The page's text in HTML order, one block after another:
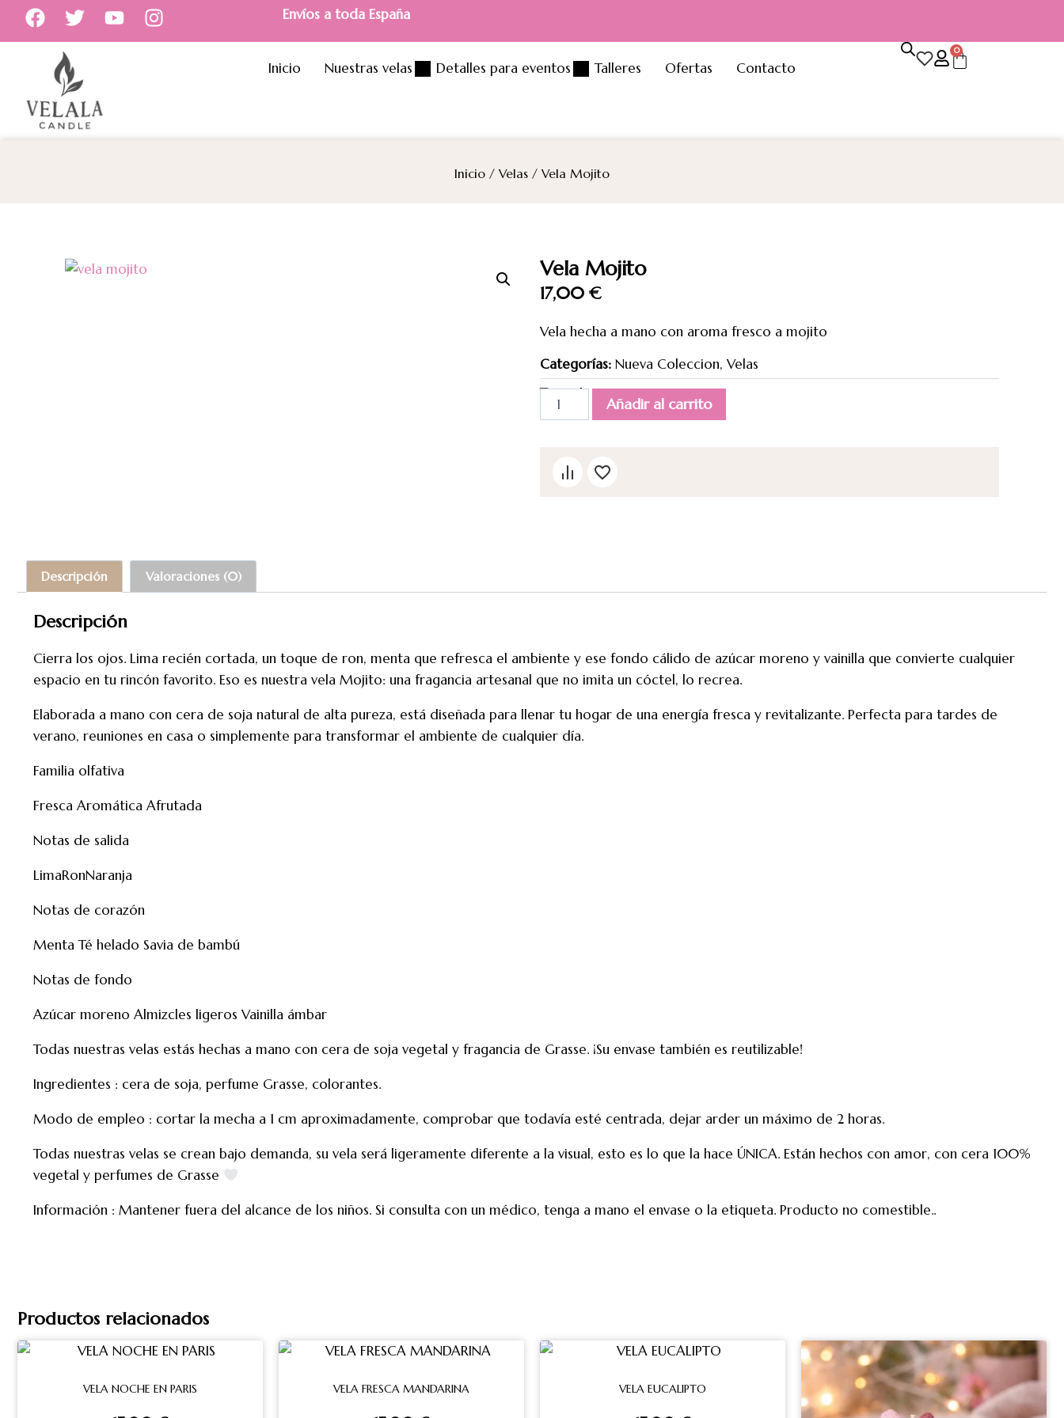
Envíos a toda España
Inicio Nuestras velas Detalles para eventos Talleres Ofertas Contacto
0
Inicio / Velas / Vela Mojito
Vela Mojito
17,00 €
Vela hecha a mano con aroma fresco a mojito
Categorías: Nueva Coleccion, Velas
Tag vela mojito
Añadir al carrito
Descripción Valoraciones (0)
Descripción
Cierra los ojos. Lima recién cortada, un toque de ron, menta que refresca el ambiente y ese fondo cálido de azúcar moreno y vainilla que convierte cualquier
espacio en tu rincón favorito. Eso es nuestra vela Mojito: una fragancia artesanal que no imita un cóctel, lo recrea.
Elaborada a mano con cera de soja natural de alta pureza, está diseñada para llenar tu hogar de una energía fresca y revitalizante. Perfecta para tardes de
verano, reuniones en casa o simplemente para transformar el ambiente de cualquier día.
Familia olfativa
Fresca Aromática Afrutada
Notas de salida
LimaRonNaranja
Notas de corazón
MentaTé helado Savia de bambú
Notas de fondo
Azúcar moreno Almizcles ligeros Vainilla ámbar
Todas nuestras velas estás hechas a mano con cera de soja vegetal y fragancia de Grasse. ¡Su envase también es reutilizable!
Ingredientes : cera de soja, perfume Grasse, colorantes.
Modo de empleo : cortar la mecha a 1 cm aproximadamente, comprobar que todavía esté centrada, dejar arder un máximo de 2 horas.
Todas nuestras velas se crean bajo demanda, su vela será ligeramente diferente a la visual, esto es lo que la hace ÚNICA. Están hechos con amor, con cera 100%
vegetal y perfumes de Grasse
Información : Mantener fuera del alcance de los niños. Si consulta con un médico, tenga a mano el envase o la etiqueta. Producto no comestible..
Productos relacionados
VELA NOCHE EN PARIS VELA FRESCA MANDARINA VELA EUCALIPTO